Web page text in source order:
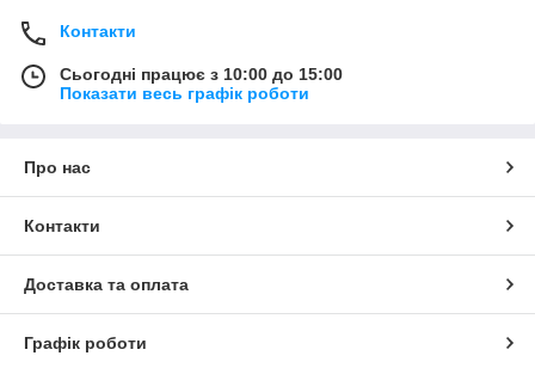
Контакти
Сьогодні працює з 10:00 до 15:00
Показати весь графік роботи
Про нас
Контакти
Доставка та оплата
Графік роботи